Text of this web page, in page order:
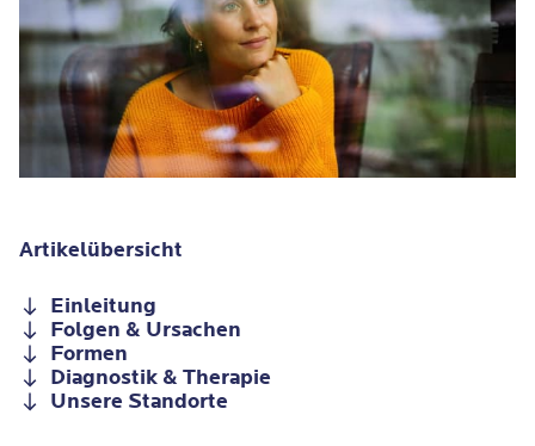
Artikelübersicht
Einleitung
Folgen & Ursachen
Formen
Diagnostik & Therapie
Unsere Standorte